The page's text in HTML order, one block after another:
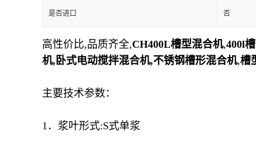
是否进口 否
高性价比,品质齐全,CH400L槽型混合机,400l
机,卧式电动搅拌混合机,不锈钢槽形混合机,槽
主要技术参数：
1．浆叶形式:S式单浆